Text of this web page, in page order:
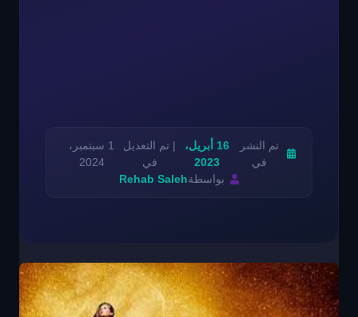
تم النشر
في
16 أبريل،
2023
| تم التعديل
في
1 سبتمبر،
2024
بواسطةRehab Saleh